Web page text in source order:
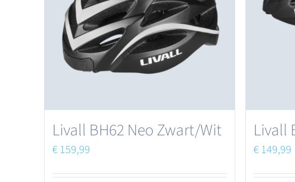
optie
kan
gekozen
worden
Livall BH62 Neo Zwart/Wit
€159,99
Livall
€149,99